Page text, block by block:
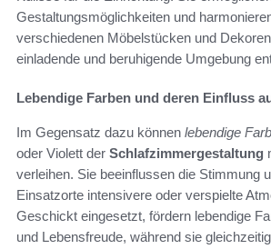
Gestaltungsmöglichkeiten und
verschiedenen Möbelstücken und
einladende und beruhigende Umgebung
Lebendige Farben und deren Einfluss
Im Gegensatz dazu können lebendige
oder Violett der Schlafzimmergestaltung
verleihen. Sie beeinflussen die Stimmung
Einsatzorte intensivere oder verspielte
Geschickt eingesetzt, fördern lebendige
und Lebensfreude, während sie